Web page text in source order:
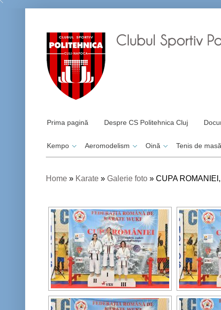
Prima pagină Despre CS Politehnica Cluj
Kempo Aeromodelism Oină Tenis de masă
Home » Karate » Galerie foto » CUPA